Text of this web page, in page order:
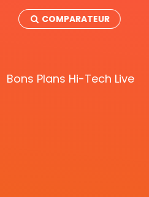
COMPARATEUR
Bons Plans Hi-Tech Live